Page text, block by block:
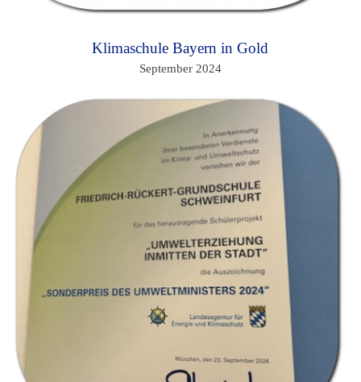
Klimaschule Bayern in Gold
September 2024